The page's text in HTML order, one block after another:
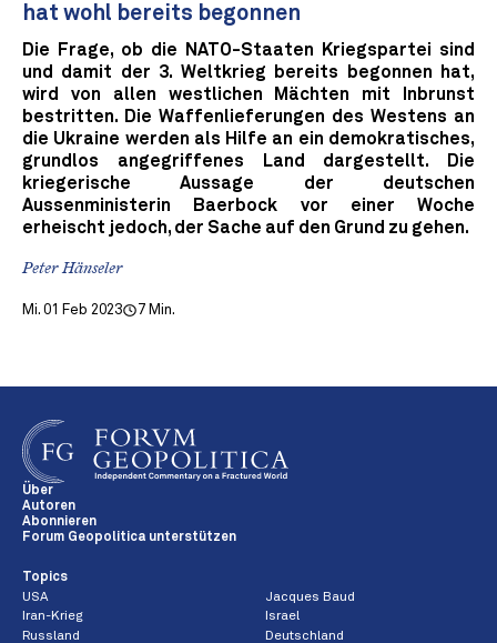
hat wohl bereits begonnen
Die Frage, ob die NATO-Staaten Kriegspartei sind
und damit der 3. Weltkrieg bereits begonnen hat,
wird von allen westlichen Mächten mit Inbrunst
bestritten. Die Waffenlieferungen des Westens an
die Ukraine werden als Hilfe an ein demokratisches,
grundlos angegriffenes Land dargestellt. Die
kriegerische Aussage der deutschen
Aussenministerin Baerbock vor einer Woche
erheischt jedoch, der Sache auf den Grund zu gehen.
Peter Hänseler
Mi. 01 Feb 2023 7 Min.
Über
Autoren
Abonnieren
Forum Geopolitica unterstützen
Topics
USA
Jacques Baud
Iran-Krieg
Israel
Russland
Deutschland